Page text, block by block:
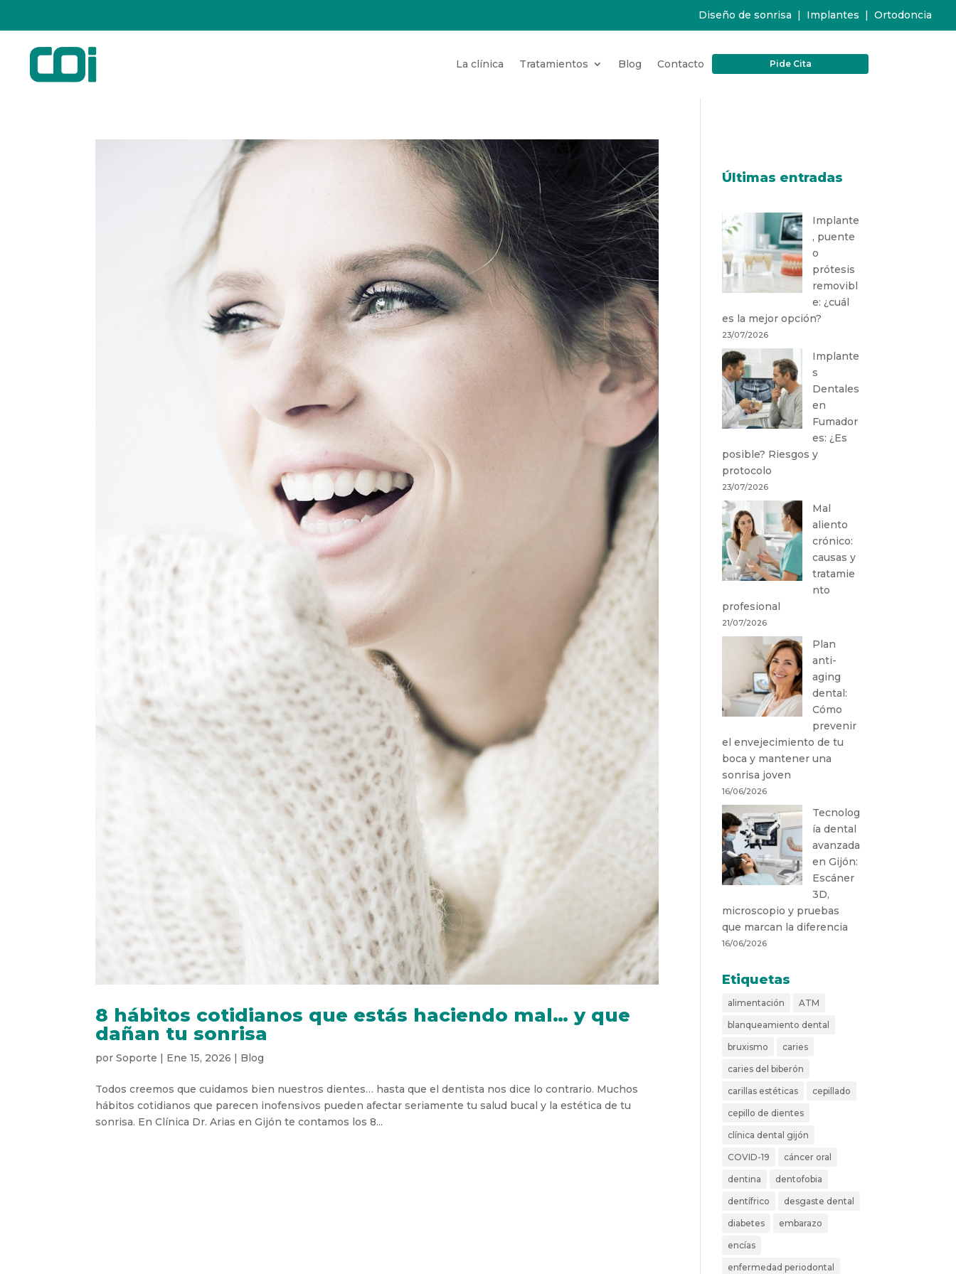
Diseño de sonrisa | Implantes |Ortodoncia
La clínica Tratamientos Blog Contacto Pide Cita
8 hábitos cotidianos que estás haciendo mal… y que
dañan tu sonrisa
porSoporte | Ene 15, 2026 | Blog
Todos creemos que cuidamos bien nuestros dientes… hasta que el dentista nos dice lo contrario. Muchos
hábitos cotidianos que parecen inofensivos pueden afectar seriamente tu salud bucal y la estética de tu
sonrisa. En Clínica Dr. Arias en Gijón te contamos los 8...
Últimas entradas
Implante
, puente
o
prótesis
removibl
e: ¿cuál
es la mejor opción?
23/07/2026
Implante
s
Dentales
en
Fumador
es: ¿Es
posible? Riesgos y
protocolo
23/07/2026
Mal
aliento
crónico:
causas y
tratamie
nto
profesional
21/07/2026
Plan
anti-
aging
dental:
Cómo
prevenir
el envejecimiento de tu
boca y mantener una
sonrisa joven
16/06/2026
Tecnolog
ía dental
avanzada
en Gijón:
Escáner
3D,
microscopio y pruebas
que marcan la diferencia
16/06/2026
Etiquetas
alimentación ATM
blanqueamiento dental
bruxismo caries
caries del biberón
carillas estéticas cepillado
cepillo de dientes
clínica dental gijón
COVID-19 cáncer oral
dentina dentofobia
dentífrico desgaste dental
diabetes embarazo
encías
enfermedad periodontal